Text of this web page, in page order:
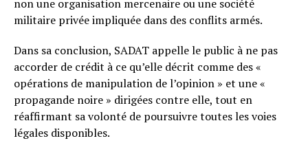
non une organisation mercenaire ou une société
militaire privée impliquée dans des conflits armés.
Dans sa conclusion, SADAT appelle le public à ne pas
accorder de crédit à ce qu’elle décrit comme des «
opérations de manipulation de l’opinion » et une «
propagande noire » dirigées contre elle, tout en
réaffirmant sa volonté de poursuivre toutes les voies
légales disponibles.